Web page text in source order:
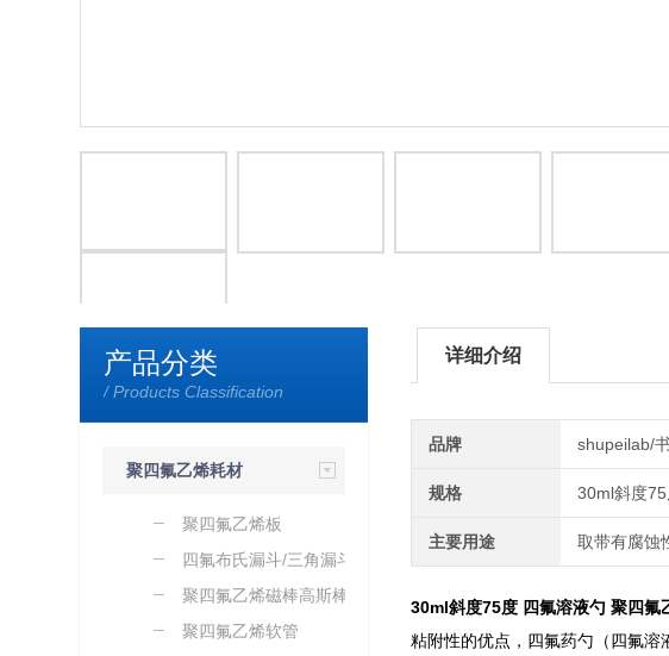
产品分类
/ Products Classification
聚四氟乙烯耗材
（定制）聚四氟乙烯板
四氟布氏漏斗/三角漏斗
聚四氟乙烯磁棒高斯棒
聚四氟乙烯软管
详细介绍
品牌 shupeilab/
规格 30ml斜度
主要用途 取带有腐蚀
30ml斜度75度 四氟溶液勺 聚四氟
粘附性的优点，四氟药勺（四氟溶